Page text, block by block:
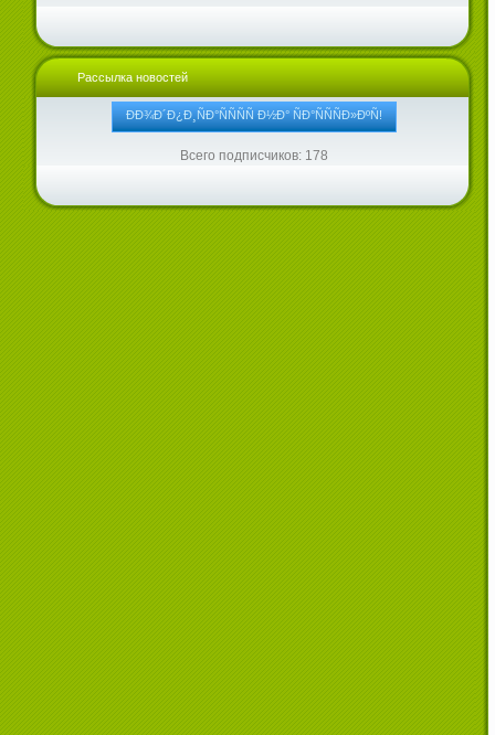
Рассылка новостей
Всего подписчиков: 178